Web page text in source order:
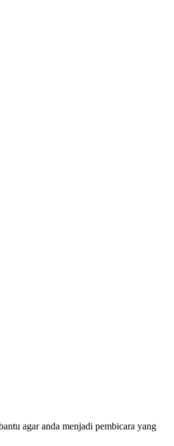
agar anda menjadi pembicara yang